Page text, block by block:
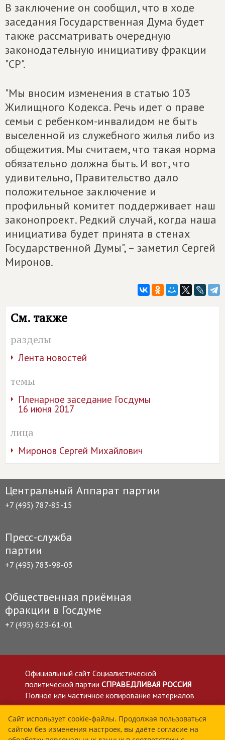
В заключение он сообщил, что в ходе
заседания Государственная Дума будет
также рассматривать очередную
законодательную инициативу фракции
"СР".
"Мы вносим изменения в статью 103
Жилищного Кодекса. Речь идет о праве
семьи с ребенком-инвалидом не быть
выселенной из служебного жилья либо из
общежития. Мы считаем, что такая норма
обязательно должна быть. И вот, что
удивительно, Правительство дало
положительное заключение и
профильный комитет поддерживает наш
законопроект. Редкий случай, когда наша
инициатива будет принята в стенах
Государственной Думы", – заметил Сергей
Миронов.
См. также
разделы
Лента новостей
темы
Пленарное заседание Госдумы
16 июня 2017
лица
Миронов Сергей Михайлович
Центральный Аппарат партии
+7 (495) 787-85-15
Пресс-служба
партии
+7 (495) 783-98-03
Общественная приёмная
фракции в Госдуме
+7 (495) 629-61-01
Официальный сайт Социалистической
политической партии СПРАВЕДЛИВАЯ РОССИЯ
Полное или частичное копирование материалов
приветствуется со ссылкой на сайт spravedlivo.ru
Политика в отношении обработки персональных
данных
Сайт использует cookie-файлы. Продолжая пользоваться
сайтом без изменения настроек, вы даёте согласие на